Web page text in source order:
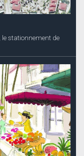
le stationnement de